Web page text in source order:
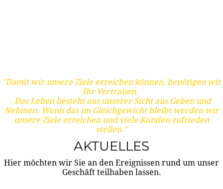
"Damit wir unsere Ziele erreichen können, benötigen wir
Ihr Vertrauen.
Das Leben besteht aus unserer Sicht aus Geben und
Nehmen. Wenn das im Gleichgewicht bleibt werden wir
unsere Ziele erreichen und viele Kunden zufrieden
stellen."
AKTUELLES
Hier möchten wir Sie an den Ereignissen rund um unser
Geschäft teilhaben lassen.